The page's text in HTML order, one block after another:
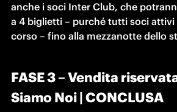
anche i soci Inter Club, che
a 4 biglietti – purché tutti soci attivi
corso – fino alla mezzanotte dello
FASE 3 – Vendita
Siamo Noi | CONCLUSA